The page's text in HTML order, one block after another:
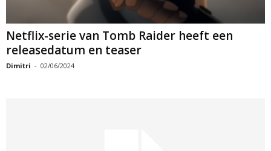
Netflix-serie van Tomb Raider heeft een
releasedatum en teaser
Dimitri - 02/06/2024